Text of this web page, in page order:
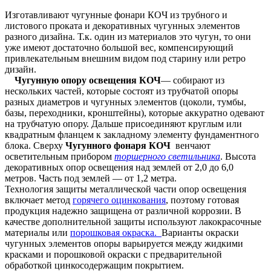
Изготавливают чугунные фонари КОЧ из трубного и
листового проката и декоративных чугунных элементов
разного дизайна. Т.к. один из материалов это чугун, то они
уже имеют достаточно большой вес, компенсирующий
привлекательным внешним видом под старину или ретро
дизайн.
Чугунную опору освещения КОЧ— собирают из
нескольких частей, которые состоят из трубчатой опоры
разных диаметров и чугунных элементов (цоколи, тумбы,
базы, переходники, кронштейны), которые аккуратно одевают
на трубчатую опору. Дальше присоединяют круглым или
квадратным фланцем к закладному элементу фундаментного
блока. Сверху Чугунного фонаря КОЧ венчают
осветительным прибором торшерного светильника. Высота
декоративных опор освещения над землей от 2,0 до 6,0
метров. Часть под землей — от 1,2 метра.
Технология защиты металлической части опор освещения
включает метод горячего оцинкования, поэтому готовая
продукция надежно защищена от различной коррозии. В
качестве дополнительной защиты используют лакокрасочные
материалы или порошковая окраска. Варианты окраски
чугунных элементов опоры варьируется между жидкими
красками и порошковой окраски с предварительной
обработкой цинкосодержащим покрытием.